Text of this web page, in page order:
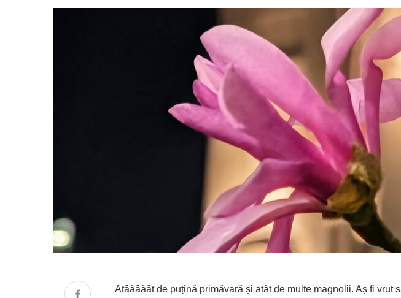
Atââââât de puțină primăvară și atât de multe magnolii. Aș fi vrut